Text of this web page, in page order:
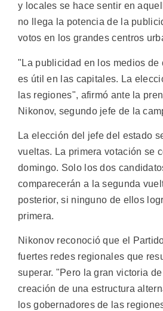
y locales se hace sentir en
no llega la potencia de la
votos en los grandes centros
"La publicidad en los medios de
es útil en las capitales. La
las regiones", afirmó ante la
Nikonov, segundo jefe de la
La elección del jefe del estado
vueltas. La primera votación se
domingo. Solo los dos
comparecerán a la segunda
posterior, si ninguno de ellos
primera.
Nikonov reconoció que el
fuertes redes regionales que
superar. "Pero la gran victoria
creación de una estructura
los gobernadores de las